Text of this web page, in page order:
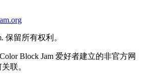
保留所有权利。
Block Jam 爱好者建立的非官方网
联。